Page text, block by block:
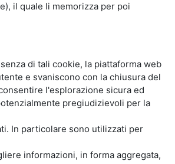
il quale li memorizza per poi
di tali cookie, la piattaforma web
e svaniscono con la chiusura del
l'esplorazione sicura ed
pregiudizievoli per la
In particolare sono utilizzati per
informazioni, in forma aggregata,